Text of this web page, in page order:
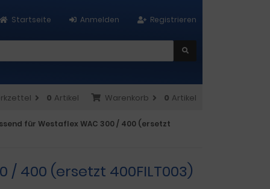
Registrieren
Anmelden
Startseite
Warenkorb 0 Artikel
0 Artikel
für Westaflex WAC 300 / 400 (ersetzt
/ 400 (ersetzt 400FILT003)